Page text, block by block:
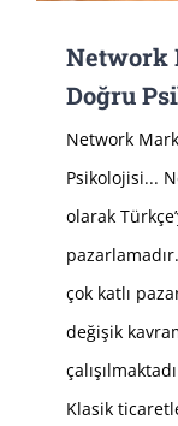
Network
Doğru
Network
Psikolojisi...
olarak
çok katlı
değişik
Klasik